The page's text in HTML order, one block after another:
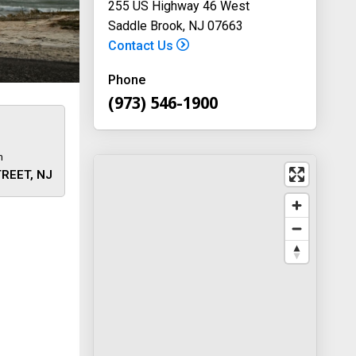
NJ
255 US Highway 46 West
Saddle Brook, NJ 07663
Contact Us
Phone
(973) 546-1900